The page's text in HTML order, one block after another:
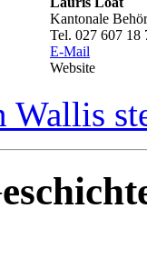
Kantonale
Tel. 027 607 18
E-Mail
Website
Wallis